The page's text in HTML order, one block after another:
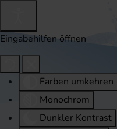
Eingabehilfen öffnen
Farben umkehren
Monochrom
Dunkler Kontrast